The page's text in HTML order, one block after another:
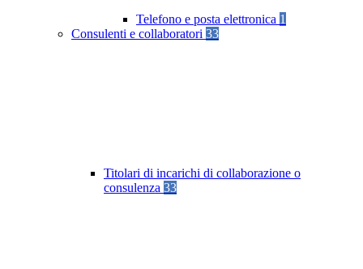
Telefono e posta elettronica 1
Consulenti e collaboratori 33
Titolari di incarichi di collaborazione o
consulenza 33